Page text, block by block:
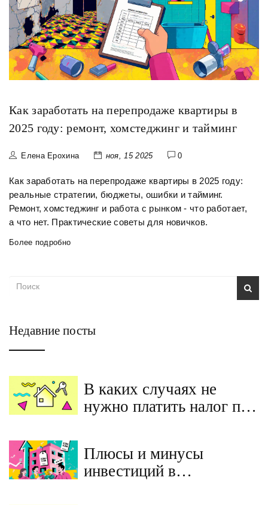
Как заработать на перепродаже квартиры в
2025 году: ремонт, хомстеджинг и тайминг
Елена Ерохина ноя, 15 2025 0
Как заработать на перепродаже квартиры в 2025 году:
реальные стратегии, бюджеты, ошибки и тайминг.
Ремонт, хомстеджинг и работа с рынком - что работает,
а что нет. Практические советы для новичков.
Более подробно
Недавние посты
В каких случаях не
нужно платить налог при
Плюсы и минусы
инвестиций в